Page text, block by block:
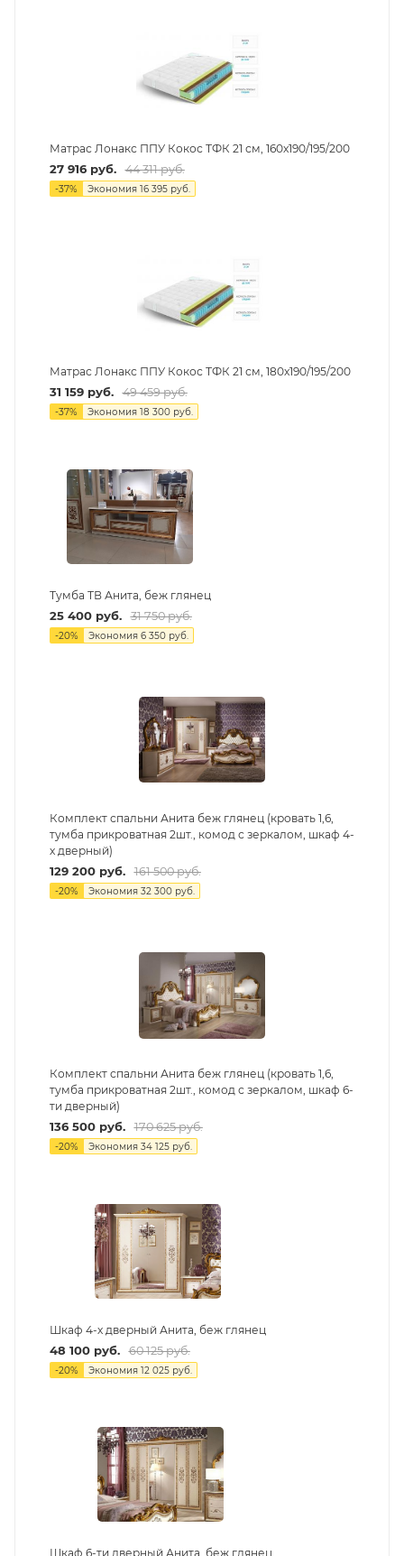
Матрас Лонакс ППУ Кокос ТФК 21 см, 160х190/195/200
27 916руб. 44 311руб.
-37% Экономия 16 395руб.
Матрас Лонакс ППУ Кокос ТФК 21 см, 180х190/195/200
31 159руб. 49 459руб.
-37% Экономия 18 300руб.
Тумба ТВ Анита, беж глянец
25 400руб. 31 750руб.
-20% Экономия 6 350руб.
Комплект спальни Анита беж глянец (кровать 1,6,
тумба прикроватная 2шт., комод с зеркалом, шкаф 4-
х дверный)
129 200руб. 161 500руб.
-20% Экономия 32 300руб.
Комплект спальни Анита беж глянец (кровать 1,6,
тумба прикроватная 2шт., комод с зеркалом, шкаф 6-
ти дверный)
136 500руб. 170 625руб.
-20% Экономия 34 125руб.
Шкаф 4-х дверный Анита, беж глянец
48 100руб. 60 125руб.
-20% Экономия 12 025руб.
Шкаф 6-ти дверный Анита, беж глянец